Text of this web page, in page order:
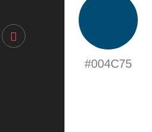
#004C75